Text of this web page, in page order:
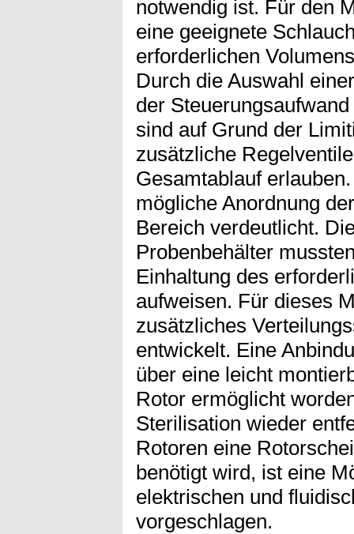
notwendig ist. Für den
eine geeignete
erforderlichen
Durch die Auswahl
der
sind auf Grund der
zusätzliche
Gesamtablauf
mögliche Anordnung
Bereich verdeutlicht.
Probenbehälter
Einhaltung des
aufweisen. Für dieses
zusätzliches
entwickelt. Eine
über eine leicht
Rotor ermöglicht
Sterilisation wieder
Rotoren eine
benötigt wird, ist eine
elektrischen und
vorgeschlagen.